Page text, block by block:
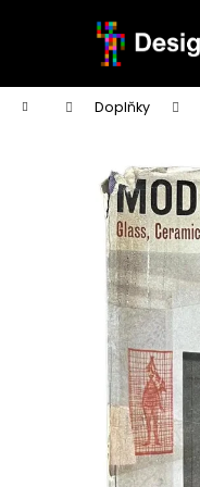
Domů Doplňky
í
Zpět
do
obchodu
Zpět
do
obchodu